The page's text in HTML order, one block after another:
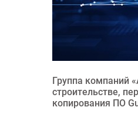
Группа компаний
строительстве,
копирования ПО